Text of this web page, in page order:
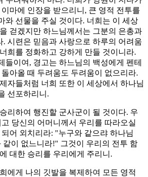
마에 인장을 받으리니, 큰 영적 전투를
와 선물을 주실 것이다. 너희는 이 세상
걷겠지만 하느님께서는 그분의 은총과
. 시련은 믿음과 사랑으로 하루의 어려움
희를 정화하고 강하게 만들 것이니라.
들이여, 경고는 하느님의 백성에게 펜테
아올 때 두려움도 두려움이 없으리라.
자들처럼 너희 또한 이 세상에서 하나님
선포하리니.
리하여 행진할 군사군이 될 것이다. 우
당신의 어머니께서 우리를 따라오실
어 외치리라: "누구와 같으랴 하나님
같이 없느니라!" 그것이 우리의 전투 함
대한 승리를 우리에게 주리니.
에게 나의 깃발을 복제하여 모든 영적